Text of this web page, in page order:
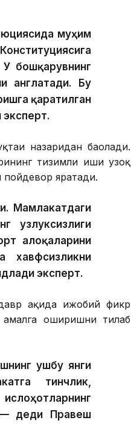
муҳим
бошқарувнинг
англатади. Бу
қаратилган
назаридан баҳолади.
тизимли иши узоқ
яратади.
Мамлакатдаги
узлуксизлиги
алоқаларини
хавфсизликни
эксперт.
ҳақида ижобий фикр
амалга оширишни тилаб
ушбу янги
тинчлик,
— деди Правеш